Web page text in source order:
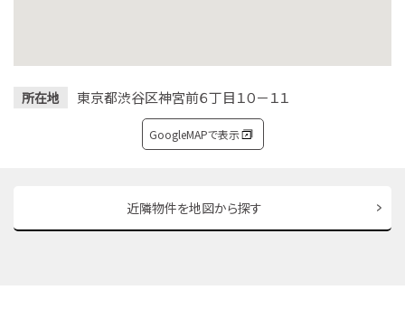
所在地 東京都渋谷区神宮前６丁目１０－１１
GoogleMAPで表示
近隣物件を地図から探す